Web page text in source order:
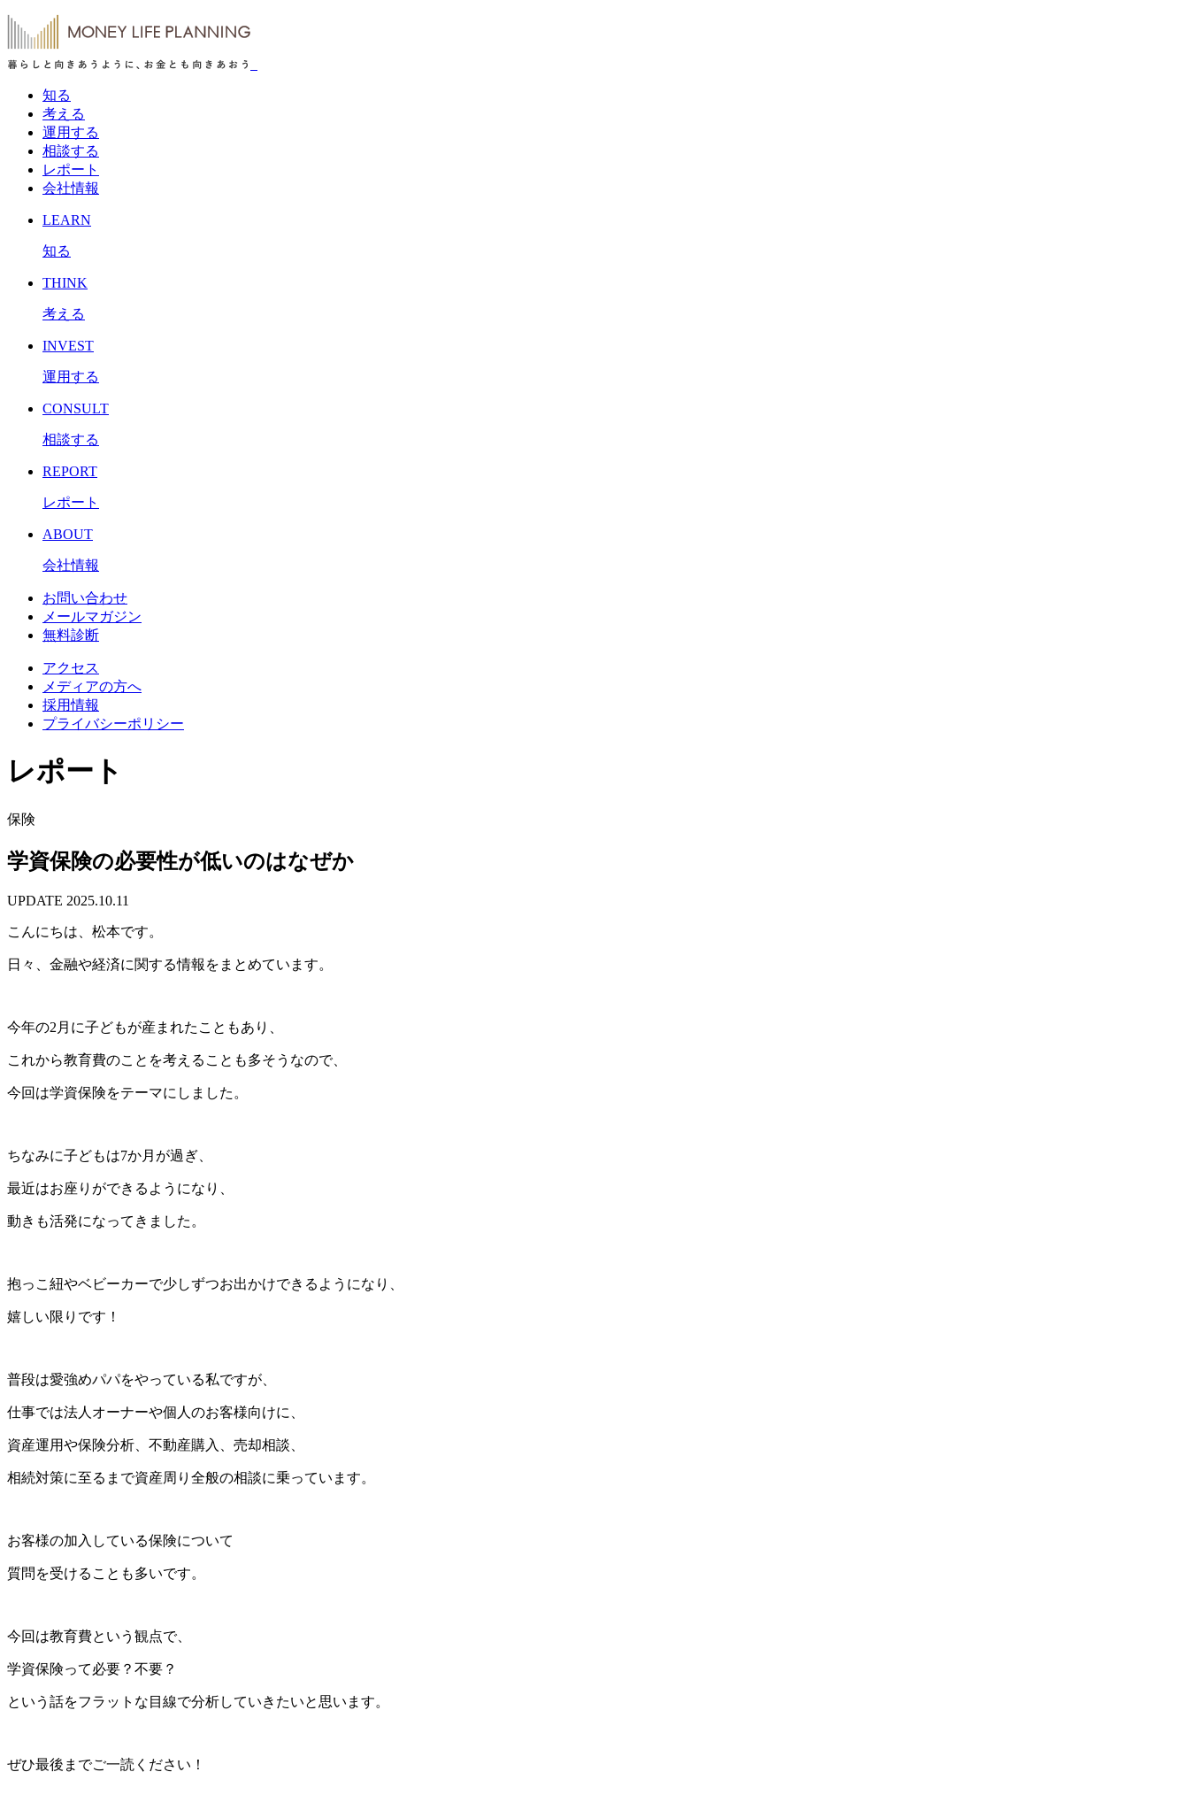
知る
考える
運用する
相談する
レポート
会社情報
LEARN
知る
THINK
考える
INVEST
運用する
CONSULT
相談する
REPORT
レポート
ABOUT
会社情報
お問い合わせ
メールマガジン
無料診断
アクセス
メディアの方へ
採用情報
プライバシーポリシー
レポート
保険
学資保険の必要性が低いのはなぜか
UPDATE 2025.10.11
こんにちは、松本です。
日々、金融や経済に関する情報をまとめています。
今年の2月に子どもが産まれたこともあり、
これから教育費のことを考えることも多そうなので、
今回は学資保険をテーマにしました。
ちなみに子どもは7か月が過ぎ、
最近はお座りができるようになり、
動きも活発になってきました。
抱っこ紐やベビーカーで少しずつお出かけできるようになり、
嬉しい限りです！
普段は愛強めパパをやっている私ですが、
仕事では法人オーナーや個人のお客様向けに、
資産運用や保険分析、不動産購入、売却相談、
相続対策に至るまで資産周り全般の相談に乗っています。
お客様の加入している保険について
質問を受けることも多いです。
今回は教育費という観点で、
学資保険って必要？不要？
という話をフラットな目線で分析していきたいと思います。
ぜひ最後までご一読ください！